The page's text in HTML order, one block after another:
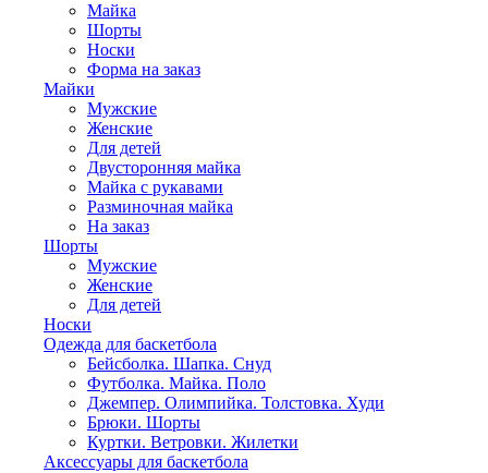
Майка
Шорты
Носки
Форма на заказ
Майки
Мужские
Женские
Для детей
Двусторонняя майка
Майка с рукавами
Разминочная майка
На заказ
Шорты
Мужские
Женские
Для детей
Носки
Одежда для баскетбола
Бейсболка. Шапка. Снуд
Футболка. Майка. Поло
Джемпер. Олимпийка. Толстовка. Худи
Брюки. Шорты
Куртки. Ветровки. Жилетки
Аксессуары для баскетбола